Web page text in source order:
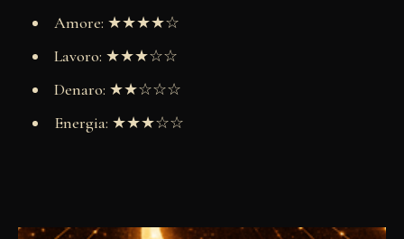
Amore: ★★★★☆
Lavoro: ★★★☆☆
Denaro: ★★☆☆☆
Energia: ★★★☆☆